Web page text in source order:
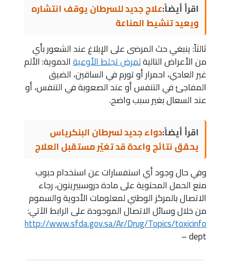
اقرأ أيضاً:علاج جديد للسرطان يوقف انتشاره
ويعيد تنشيط المناعة
ثالثاً: ينبغي حث المرضى على الإبلاغ عند الشعور بأي
من الأعراض التاليةلمرض تجلط الأوعيةالدموية: الألم
غير العادي، احمرار أو تورم في الساقين، الضيق
المفاجئ في التنفس أو عند الصعوبة في التنفس، أو
عند السعال بغير سبب واضح.
اقرأ أيضاً:دواء جديد لسرطان البنكرياس
يحقق نتائج واعدة قد تغيّر مستقبل العلاج
وفي حال وجود أي استفسارات عن استخدام حبوب
منع الحمل المحتوية على مادة دروسبيرينون، رجاء
الاتصال بالمركز الوطني لمعلومات الأدوية والسموم
من خلال وسائل الاتصال الموجودة على الرابط الآتي:
http://www.sfda.gov.sa/Ar/Drug/Topics/toxicinfo
– dept